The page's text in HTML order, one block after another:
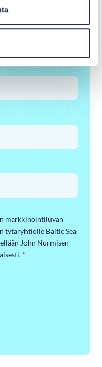
markkinointiluvan
tytäryhtiölle Baltic Sea
John Nurmisen
*